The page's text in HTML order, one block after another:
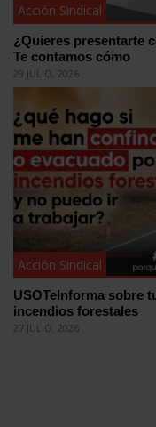
Acción Sindical
¿Quieres presentarte
Te contamos cómo
29 JULIO, 2026
Acción Sindical
USOTeInforma sobre
incendios forestales
27 JULIO, 2026